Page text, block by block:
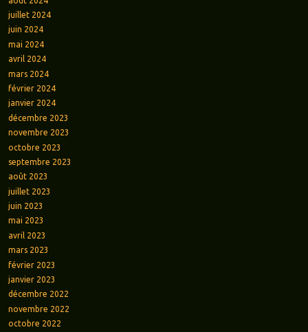
juillet 2024
juin 2024
mai 2024
avril 2024
mars 2024
février 2024
janvier 2024
décembre 2023
novembre 2023
octobre 2023
septembre 2023
août 2023
juillet 2023
juin 2023
mai 2023
avril 2023
mars 2023
février 2023
janvier 2023
décembre 2022
novembre 2022
octobre 2022